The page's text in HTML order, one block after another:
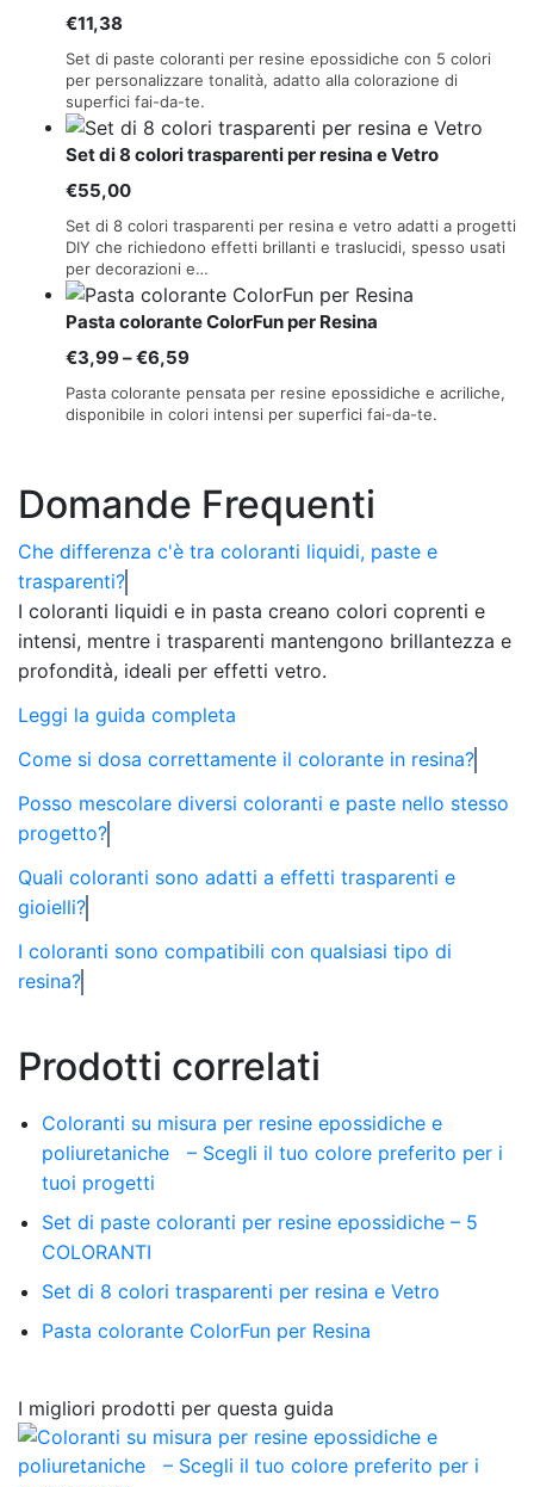
€11,38
Set di paste coloranti per resine epossidiche con 5 colori
per personalizzare tonalità, adatto alla colorazione di
superfici fai-da-te.
Set di 8 colori trasparenti per resina e Vetro
€55,00
Set di 8 colori trasparenti per resina e vetro adatti a progetti
DIY che richiedono effetti brillanti e traslucidi, spesso usati
per decorazioni e…
Pasta colorante ColorFun per Resina
€3,99–€6,59Fascia
di
prezzo:
a
Pasta colorante pensata per resine epossidiche e acriliche,
disponibile in colori intensi per superfici fai-da-te.
Domande Frequenti
Che differenza c'è tra coloranti liquidi, paste e
trasparenti?
I coloranti liquidi e in pasta creano colori coprenti e
intensi, mentre i trasparenti mantengono brillantezza e
profondità, ideali per effetti vetro.
Leggi la guida completa
Come si dosa correttamente il colorante in resina?
Posso mescolare diversi coloranti e paste nello stesso
progetto?
Quali coloranti sono adatti a effetti trasparenti e
gioielli?
I coloranti sono compatibili con qualsiasi tipo di
resina?
Prodotti correlati
Coloranti su misura per resine epossidiche e
poliuretaniche – Scegli il tuo colore preferito per i
tuoi progetti
Set di paste coloranti per resine epossidiche – 5
COLORANTI
Set di 8 colori trasparenti per resina e Vetro
Pasta colorante ColorFun per Resina
I migliori prodotti per questa guida